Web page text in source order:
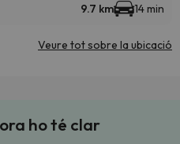
9.7 km 14 min
Veure tot sobre la ubicació
ho té clar